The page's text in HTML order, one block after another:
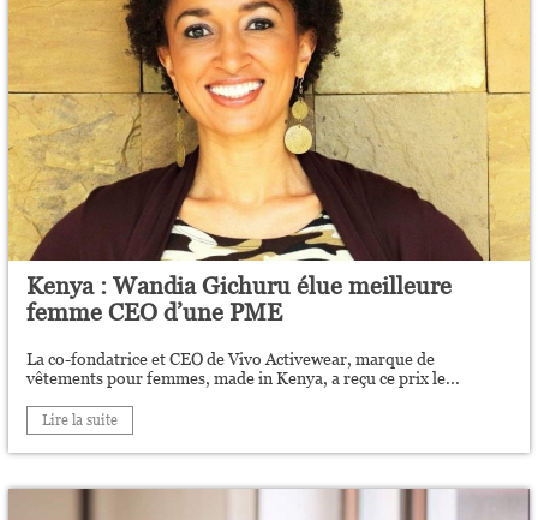
Kenya : Wandia Gichuru élue meilleure
femme CEO d’une PME
La co-fondatrice et CEO de Vivo Activewear, marque de
vêtements pour femmes, made in Kenya, a reçu ce prix le...
Lire la suite